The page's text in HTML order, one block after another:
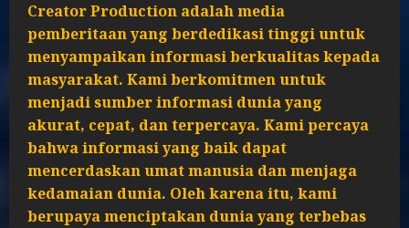
Creator Production adalah media
pemberitaan yang berdedikasi tinggi untuk
menyampaikan informasi berkualitas kepada
masyarakat. Kami berkomitmen untuk
menjadi sumber informasi dunia yang
akurat, cepat, dan terpercaya. Kami percaya
bahwa informasi yang baik dapat
mencerdaskan umat manusia dan menjaga
kedamaian dunia. Oleh karena itu, kami
berupaya menciptakan dunia yang terbebas